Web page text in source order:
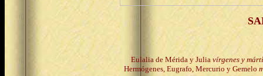
Eulalia de Mérida y Julia vírgenes y
Hermógenes, Eugrafo, Mercurio y Gemelo